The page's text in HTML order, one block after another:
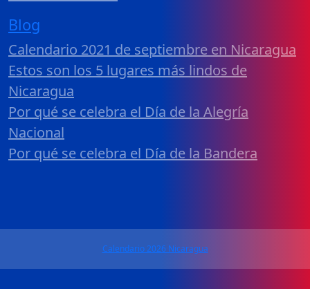
Blog
Calendario 2021 de septiembre en Nicaragua
Estos son los 5 lugares más lindos de
Nicaragua
Por qué se celebra el Día de la Alegría
Nacional
Por qué se celebra el Día de la Bandera
Calendario 2026 Nicaragua